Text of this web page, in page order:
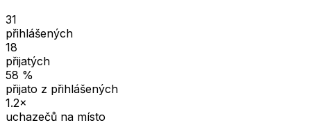
31
přihlášených
18
přijatých
58 %
přijato z přihlášených
1.2×
uchazečů na místo